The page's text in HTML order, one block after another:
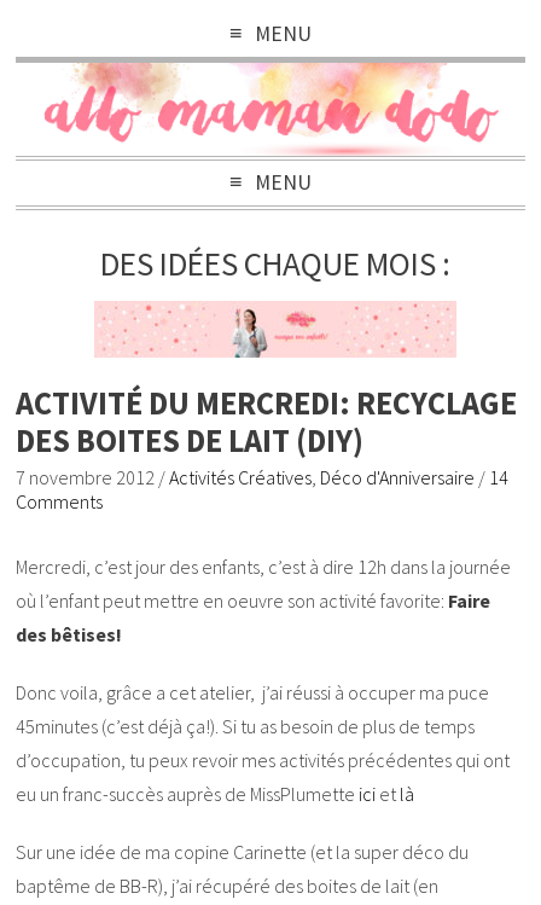
MENU
MENU
DES IDÉES CHAQUE MOIS :
ACTIVITÉ DU MERCREDI: RECYCLAGE
DES BOITES DE LAIT (DIY)
7 novembre 2012 /Activités Créatives Déco d'Anniversaire / 14
Comments
Mercredi, c’est jour des enfants, c’est à dire 12h dans la journée
où l’enfant peut mettre en oeuvre son activité favorite: Faire
des bêtises!
Donc voila, grâce a cet atelier, j’ai réussi à occuper ma puce
45minutes (c’est déjà ça!). Si tu as besoin de plus de temps
d’occupation, tu peux revoir mes activités précédentes qui ont
eu un franc-succès auprès de MissPlumette ici et là
Sur une idée de ma copine Carinette (et la super déco du
baptême de BB-R), j’ai récupéré des boites de lait (en